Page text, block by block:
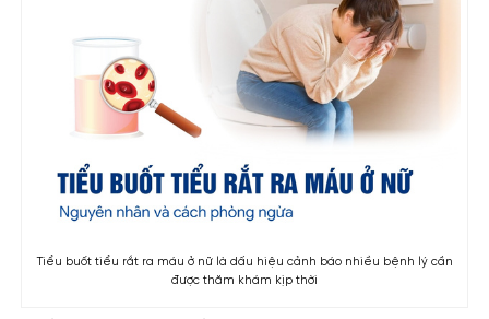
Tiểu buốt tiểu rắt ra máu ở nữ là dấu hiệu cảnh báo nhiều bệnh lý cần
được thăm khám kịp thời